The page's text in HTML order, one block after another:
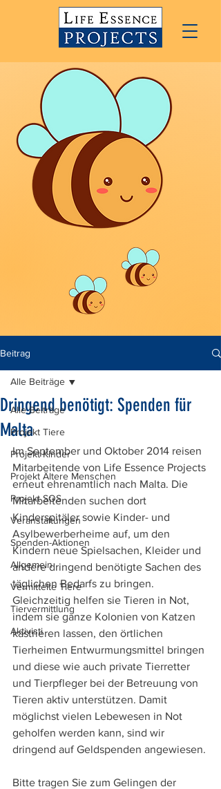
Beitrag
Alle Beiträge
Projekt Tiere
Projekt Kinder
Projekt Ältere Menschen
Projekt SOS
Veranstaltungen
Spenden-Aktionen
Allgemein
Vermittelte Tiere
Tiervermittlung
Aktivisti
Alle Beiträge
Dringend benötigt: Spenden für
Malta
Im September und Oktober 2014 reisen
Mitarbeitende von Life Essence Projects
erneut ehrenamtlich nach Malta. Die
Mitarbeitenden suchen dort
Kinderspitäler sowie Kinder- und
Asylbewerberheime auf, um den
Kindern neue Spielsachen, Kleider und
andere dringend benötigte Sachen des
täglichen Bedarfs zu bringen.
Gleichzeitig helfen sie Tieren in Not,
indem sie ganze Kolonien von Katzen
kastrieren lassen, den örtlichen
Tierheimen Entwurmungsmittel bringen
und diese wie auch private Tierretter
und Tierpfleger bei der Betreuung von
Tieren aktiv unterstützen. Damit
möglichst vielen Lebewesen in Not
geholfen werden kann, sind wir
dringend auf Geldspenden angewiesen.
Bitte tragen Sie zum Gelingen der